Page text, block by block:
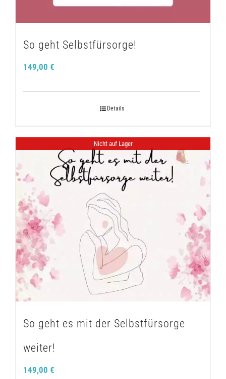
So geht Selbstfürsorge!
149,00 €
Details
Nicht auf Lager
So geht es mit der Selbstfürsorge
weiter!
149,00 €